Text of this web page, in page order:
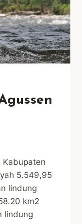
Kabupaten
5.549,95
lindung
km2
lindung